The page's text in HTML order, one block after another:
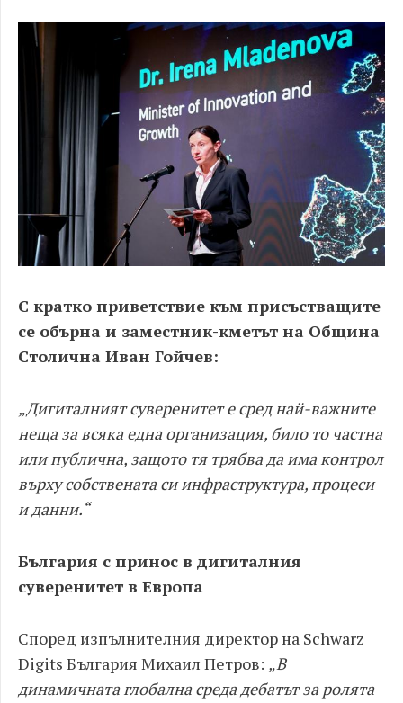
С кратко приветствие към присъстващите
се обърна и заместник-кметът на Община
Столична Иван Гойчев:
„Дигиталният суверенитет е сред най-важните
неща за всяка една организация, било то частна
или публична, защото тя трябва да има контрол
върху собствената си инфраструктура, процеси
и данни.“
България с принос в дигиталния
суверенитет в Европа
Според изпълнителния директор на Schwarz
Digits България Михаил Петров: „В
динамичната глобална среда дебатът за ролята